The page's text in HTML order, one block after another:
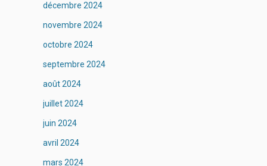
décembre 2024
novembre 2024
octobre 2024
septembre 2024
août 2024
juillet 2024
juin 2024
avril 2024
mars 2024